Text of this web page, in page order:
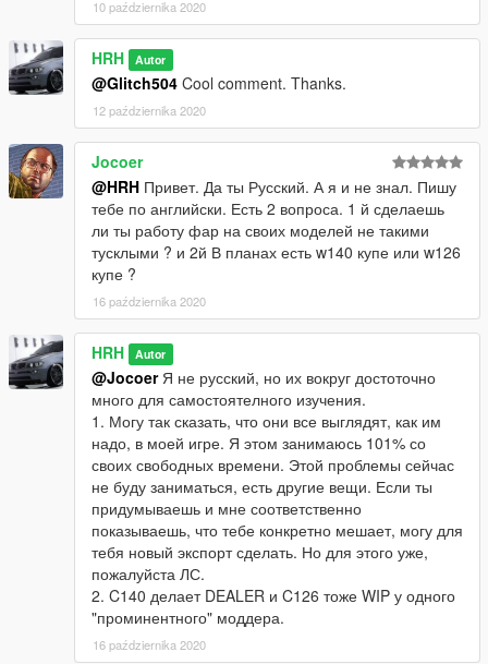
10 października 2020
HRH Autor
@Glitch504 Cool comment. Thanks.
12 października 2020
Jocoer
@HRH Привет. Да ты Русский. А я и не знал. Пишу
тебе по английски. Есть 2 вопроса. 1 й сделаешь
ли ты работу фар на своих моделей не такими
тусклыми ? и 2й В планах есть w140 купе или w126
купе ?
16 października 2020
HRH Autor
@JocoerЯ не русский, но их вокруг достоточно
много для самостоятелного изучения.
1. Могу так сказать, что они все выглядят, как им
надо, в моей игре. Я этом занимаюсь 101% со
своих свободных времени. Этой проблемы сейчас
не буду заниматься, есть другие вещи. Если ты
придумываешь и мне соответственно
показываешь, что тебе конкретно мешает, могу для
тебя новый экспорт сделать. Но для этого уже,
пожалуйста ЛС.
2. C140 делает DEALER и C126 тоже WIP у одного
"проминентного" моддера.
16 października 2020